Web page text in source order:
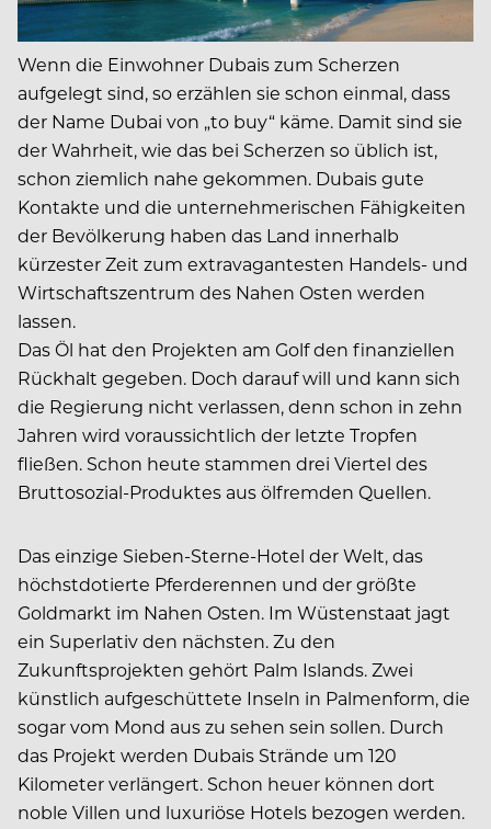
Wenn die Einwohner Dubais zum Scherzen
aufgelegt sind, so erzählen sie schon einmal, dass
der Name Dubai von „to buy“ käme. Damit sind sie
der Wahrheit, wie das bei Scherzen so üblich ist,
schon ziemlich nahe gekommen. Dubais gute
Kontakte und die unternehmerischen Fähigkeiten
der Bevölkerung haben das Land innerhalb
kürzester Zeit zum extravagantesten Handels- und
Wirtschaftszentrum des Nahen Osten werden
lassen.
Das Öl hat den Projekten am Golf den finanziellen
Rückhalt gegeben. Doch darauf will und kann sich
die Regierung nicht verlassen, denn schon in zehn
Jahren wird voraussichtlich der letzte Tropfen
fließen. Schon heute stammen drei Viertel des
Bruttosozial-Produktes aus ölfremden Quellen.
Das einzige Sieben-Sterne-Hotel der Welt, das
höchstdotierte Pferderennen und der größte
Goldmarkt im Nahen Osten. Im Wüstenstaat jagt
ein Superlativ den nächsten. Zu den
Zukunftsprojekten gehört Palm Islands. Zwei
künstlich aufgeschüttete Inseln in Palmenform, die
sogar vom Mond aus zu sehen sein sollen. Durch
das Projekt werden Dubais Strände um 120
Kilometer verlängert. Schon heuer können dort
noble Villen und luxuriöse Hotels bezogen werden.